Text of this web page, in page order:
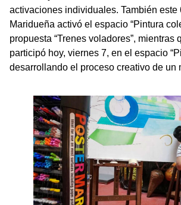
activaciones individuales. También este
Maridueña activó el espacio “Pintura
propuesta “Trenes voladores”, mientras
participó hoy, viernes 7, en el espacio
desarrollando el proceso creativo de un